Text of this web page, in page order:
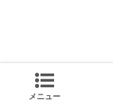
メニュー